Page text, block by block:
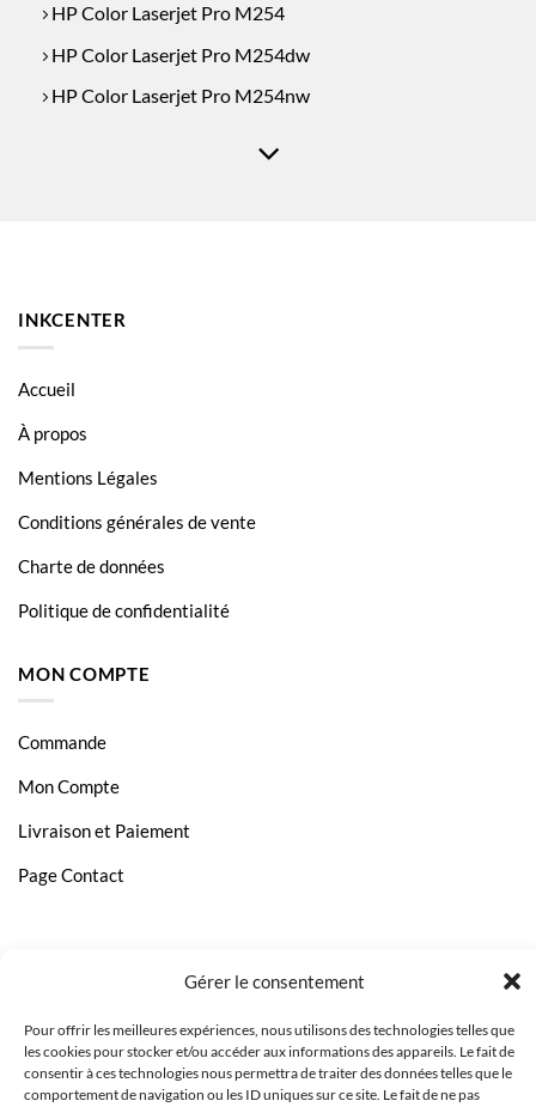
Gérer le consentement
Pour offrir les meilleures expériences, nous utilisons des technologies telles que
les cookies pour stocker et/ou accéder aux informations des appareils. Le fait de
consentir à ces technologies nous permettra de traiter des données telles que le
comportement de navigation ou les ID uniques sur ce site. Le fait de ne pas
HP Color Laserjet Pro M254
HP Color Laserjet Pro M254dw
HP Color Laserjet Pro M254nw
INKCENTER
Accueil
À propos
Mentions Légales
Conditions générales de vente
Charte de données
Politique de confidentialité
MON COMPTE
Commande
Mon Compte
Livraison et Paiement
Page Contact